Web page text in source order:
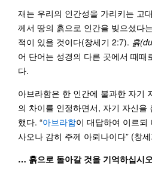
재는 우리의 인간성을 가리키는 고
께서 땅의 흙으로 인간을 빚으셨다
적이 있을 것이다(창세기 2:7). 흙
어 단어는 성경의 다른 곳에서 때때
다.
아브라함은 한 인간에 불과한 자기
의 차이를 인정하면서, 자기 자신을
했다. “아브라함이 대답하여 이르되
사오나 감히 주께 아뢰나이다” (창
… 흙으로 돌아갈 것을 기억하십시오